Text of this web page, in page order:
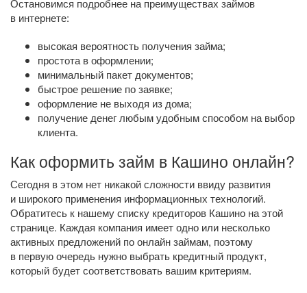
Остановимся подробнее на преимуществах займов
в интернете:
высокая вероятность получения займа;
простота в оформлении;
минимальный пакет документов;
быстрое решение по заявке;
оформление не выходя из дома;
получение денег любым удобным способом на выбор
клиента.
Как оформить займ в Кашино онлайн?
Сегодня в этом нет никакой сложности ввиду развития
и широкого применения информационных технологий.
Обратитесь к нашему списку кредиторов Кашино на этой
странице. Каждая компания имеет одно или несколько
активных предложений по онлайн займам, поэтому
в первую очередь нужно выбрать кредитный продукт,
который будет соответствовать вашим критериям.